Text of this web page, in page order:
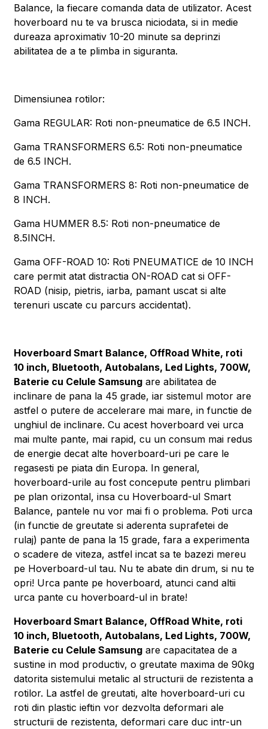
Balance, la fiecare comanda data de utilizator. Acest
hoverboard nu te va brusca niciodata, si in medie
dureaza aproximativ 10-20 minute sa deprinzi
abilitatea de a te plimba in siguranta.
Dimensiunea rotilor:
Gama REGULAR: Roti non-pneumatice de 6.5 INCH.
Gama TRANSFORMERS 6.5: Roti non-pneumatice
de 6.5 INCH.
Gama TRANSFORMERS 8: Roti non-pneumatice de
8 INCH.
Gama HUMMER 8.5: Roti non-pneumatice de
8.5INCH.
Gama OFF-ROAD 10: Roti PNEUMATICE de 10 INCH
care permit atat distractia ON-ROAD cat si OFF-
ROAD (nisip, pietris, iarba, pamant uscat si alte
terenuri uscate cu parcurs accidentat).
Hoverboard Smart Balance, OffRoad White, roti
10 inch, Bluetooth, Autobalans, Led Lights, 700W,
Baterie cu Celule Samsung are abilitatea de
inclinare de pana la 45 grade, iar sistemul motor are
astfel o putere de accelerare mai mare, in functie de
unghiul de inclinare. Cu acest hoverboard vei urca
mai multe pante, mai rapid, cu un consum mai redus
de energie decat alte hoverboard-uri pe care le
regasesti pe piata din Europa. In general,
hoverboard-urile au fost concepute pentru plimbari
pe plan orizontal, insa cu Hoverboard-ul Smart
Balance, pantele nu vor mai fi o problema. Poti urca
(in functie de greutate si aderenta suprafetei de
rulaj) pante de pana la 15 grade, fara a experimenta
o scadere de viteza, astfel incat sa te bazezi mereu
pe Hoverboard-ul tau. Nu te abate din drum, si nu te
opri! Urca pante pe hoverboard, atunci cand altii
urca pante cu hoverboard-ul in brate!
Hoverboard Smart Balance, OffRoad White, roti
10 inch, Bluetooth, Autobalans, Led Lights, 700W,
Baterie cu Celule Samsung are capacitatea de a
sustine in mod productiv, o greutate maxima de 90kg
datorita sistemului metalic al structurii de rezistenta a
rotilor. La astfel de greutati, alte hoverboard-uri cu
roti din plastic ieftin vor dezvolta deformari ale
structurii de rezistenta, deformari care duc intr-un